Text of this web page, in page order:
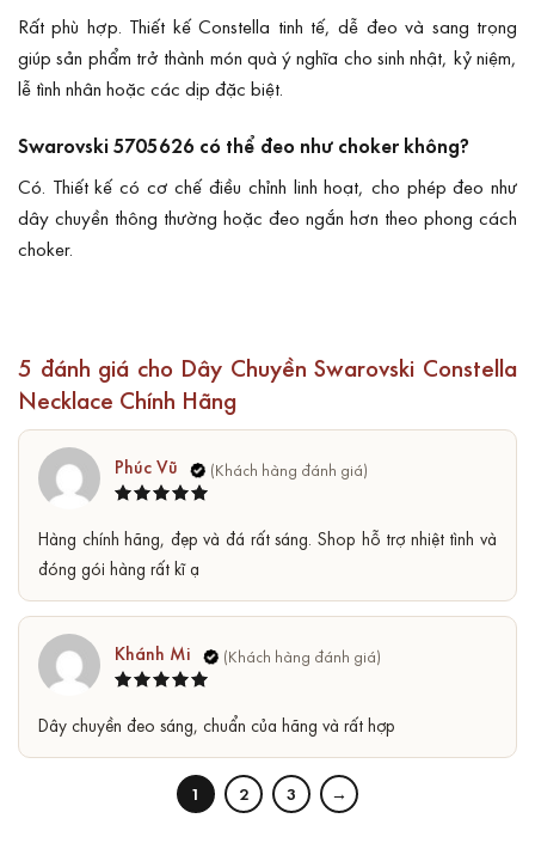
Rất phù hợp. Thiết kế Constella tinh tế, dễ đeo và sang trọng
giúp sản phẩm trở thành món quà ý nghĩa cho sinh nhật, kỷ niệm,
lễ tình nhân hoặc các dịp đặc biệt.
Swarovski 5705626 có thể đeo như choker không?
Có. Thiết kế có cơ chế điều chỉnh linh hoạt, cho phép đeo như
dây chuyền thông thường hoặc đeo ngắn hơn theo phong cách
choker.
5 đánh giá cho Dây Chuyền Swarovski Constella
Necklace Chính Hãng
hạng
55
Phúc Vũ
Hàng chính hãng, đẹp và đá rất sáng. Shop hỗ trợ nhiệt tình và
đóng gói hàng rất kĩ ạ
hạng55
Khánh Mi
Dây chuyền đeo sáng, chuẩn của hãng và rất hợp
1 2 3 →